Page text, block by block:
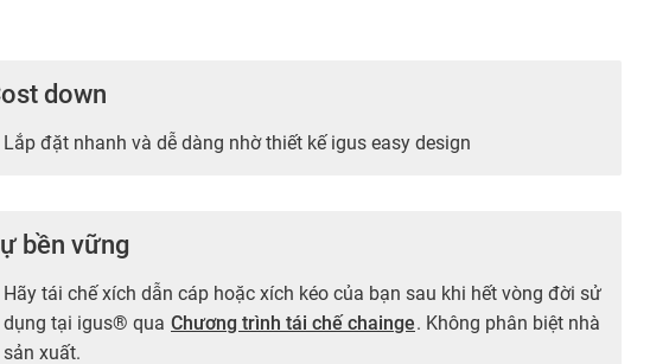
down
Lắp đặt nhanh và dễ dàng nhờ thiết kế igus easy design
bền vững
Hãy tái chế xích dẫn cáp hoặc xích kéo của bạn sau khi hết vòng đời sử
dụng tại igus® qua Chương trình tái chế chainge. Không phân biệt nhà
sản xuất.